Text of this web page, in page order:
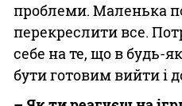
проблеми. Маленька
перекреслити все.
себе на те, що в будь-
бути готовим вийти і